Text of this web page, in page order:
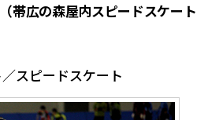
帯広の森屋内スピードスケート
スピードスケート